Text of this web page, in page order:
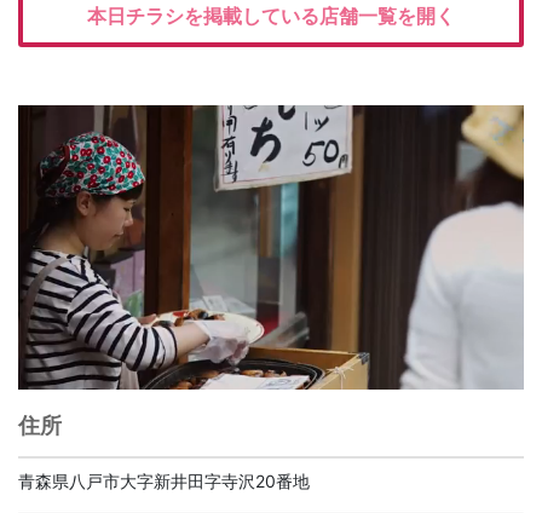
本日チラシを掲載している店舗一覧を開く
住所
青森県八戸市大字新井田字寺沢20番地